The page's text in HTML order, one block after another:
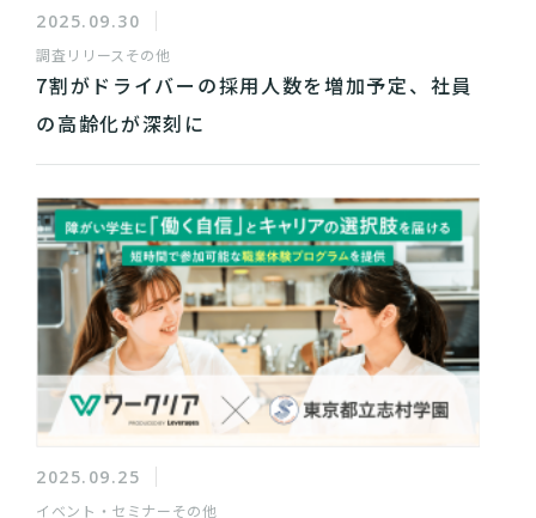
2025.09.30
調査リリース その他
7割がドライバーの採用人数を増加予定、社員
の高齢化が深刻に
2025.09.25
イベント・セミナーその他